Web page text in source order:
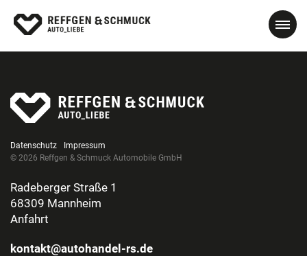
Datenschutz
Impressum
© 2026 Reffgen & Schmuck Automobile GmbH
Radeberger Straße 1
68309 Mannheim
Anfahrt
kontakt@autohandel-rs.de